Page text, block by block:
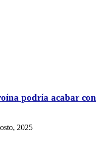
podría acabar con
2025